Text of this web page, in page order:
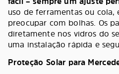
uso de ferramentas ou cola,
preocupar com bolhas. Os
diretamente nos vidros do
uma instalação rápida e
Proteção Solar para